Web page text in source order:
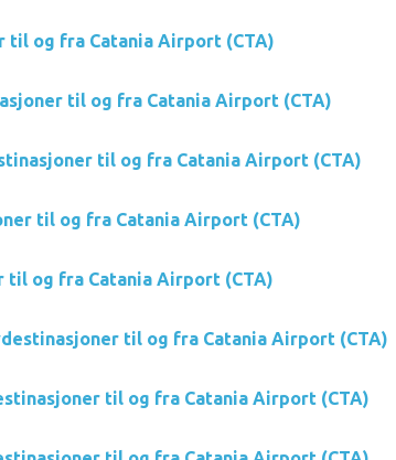
og fra Catania Airport (CTA)
til og fra Catania Airport (CTA)
til og fra Catania Airport (CTA)
til og fra Catania Airport (CTA)
til og fra Catania Airport (CTA)
til og fra Catania Airport (CTA)
til og fra Catania Airport (CTA)